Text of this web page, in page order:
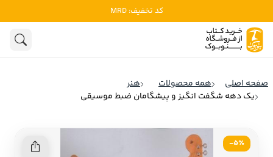
کد تخفیف: MRD
ادبیات
روانشناسی
تاریخ و سیاست
ادبیات آمریکا
صفحه اصلی همه محصولات
هنر
یک دهه شگفت‌ انگیز و پیشگامان ضبط موسیقی
5٪-